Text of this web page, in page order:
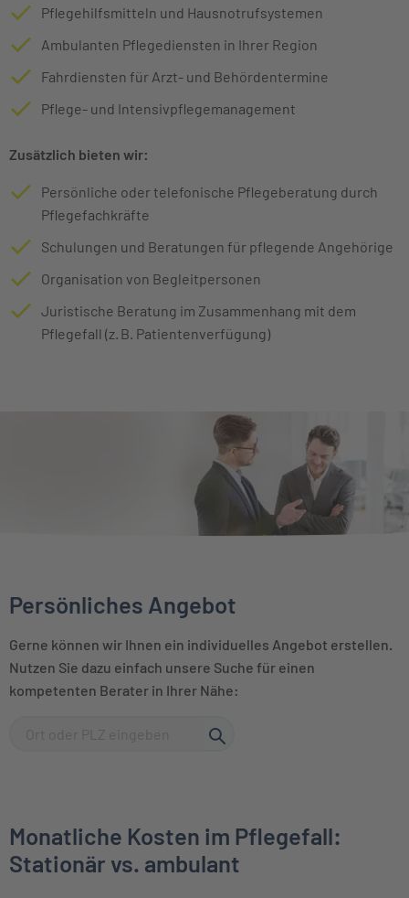
Pflegehilfsmitteln und Hausnotrufsystemen
Ambulanten Pflegediensten in Ihrer Region
Fahrdiensten für Arzt- und Behördentermine
Pflege- und Intensivpflegemanagement
Zusätzlich bieten wir:
Persönliche oder telefonische Pflegeberatung durch
Pflegefachkräfte
Schulungen und Beratungen für pflegende Angehörige
Organisation von Begleitpersonen
Juristische Beratung im Zusammenhang mit dem
Pflegefall (z. B. Patientenverfügung)
Persönliches Angebot
Gerne können wir Ihnen ein individuelles Angebot erstellen.
Nutzen Sie dazu einfach unsere Suche für einen
kompetenten Berater in Ihrer Nähe:
Monatliche Kosten im Pflegefall:
Stationär vs. ambulant